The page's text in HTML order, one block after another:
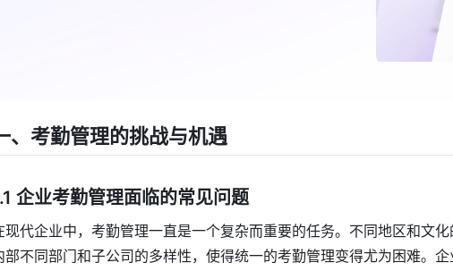
、考勤管理的挑战与机遇
企业考勤管理面临的常见问题
现代企业中，考勤管理一直是一个复杂而重要的任务。不同地区和文
部不同部门和子公司的多样性，使得统一的考勤管理变得尤为困难。